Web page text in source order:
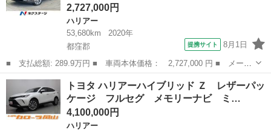
2,727,000円
ハリアー
53,680km
2020年
都窪郡
提携サイト 8月1日
■ 支払総額: 289.9万円 ■ 車両本体価格： 2,727,000 円 ■ メーカ
ー名： トヨタ ■ 車種名： ハリアー ■ グレード名： Ｚ レザ
ーパッケージ 全周囲カメラ 純正１２．３型ナビ 禁煙車 セーフ
ティセン...
岡山 都窪郡 ハリアー
トヨタ ハリアーハイブリッド Ｚ レザーパッ
ケージ フルセグ メモリーナビ ミ…
4,100,000円
ハリアー